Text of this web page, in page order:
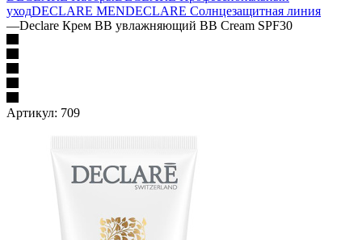
уходDECLARE MENDECLARE Солнцезащитная линия
—Declare Крем ВВ увлажняющий BB Cream SPF30
Артикул: 709